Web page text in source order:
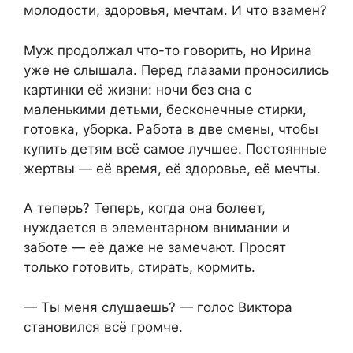
молодости, здоровья, мечтам. И что взамен?
Муж продолжал что-то говорить, но Ирина
уже не слышала. Перед глазами проносились
картинки её жизни: ночи без сна с
маленькими детьми, бесконечные стирки,
готовка, уборка. Работа в две смены, чтобы
купить детям всё самое лучшее. Постоянные
жертвы — её время, её здоровье, её мечты.
А теперь? Теперь, когда она болеет,
нуждается в элементарном внимании и
заботе — её даже не замечают. Просят
только готовить, стирать, кормить.
— Ты меня слушаешь? — голос Виктора
становился всё громче.